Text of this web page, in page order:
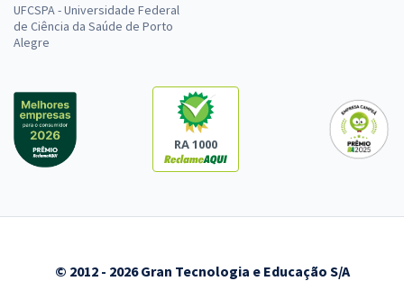
UFCSPA - Universidade Federal
de Ciência da Saúde de Porto
Alegre
RA 1000
© 2012 - 2026 Gran Tecnologia e Educação S/A